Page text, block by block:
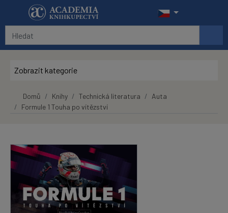
Přeskočit na hlavní obsah
Zobrazit kategorie
Domů Knihy Technická literatura
Auta
Formule 1 Touha po vítězství